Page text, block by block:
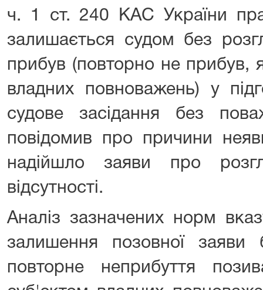
ч. 1 ст. 240 КАС України
залишається судом без
прибув (повторно не прибув,
владних повноважень) у
судове засідання без
повідомив про причини
надійшло заяви про
відсутності.
Аналіз зазначених норм
залишення позовної
повторне неприбуття